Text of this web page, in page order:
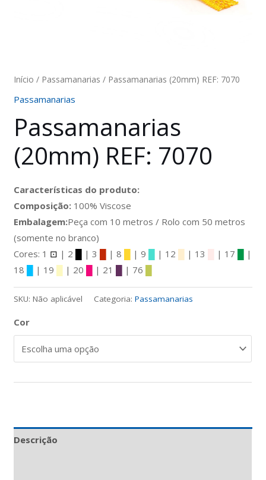
Início / Passamanarias / Passamanarias (20mm) REF: 7070
Passamanarias
Passamanarias
(20mm) REF: 7070
Características do produto:
Composição: 100% Viscose
Embalagem:Peça com 10 metros / Rolo com 50 metros
(somente no branco)
Cores: 1 ⊡ | 2 | 3 | 8 | 9 | 12 | 13 | 17
|
18
| 19 | 20 | 21 | 76
SKU:Não aplicável Categoria:Passamanarias
Cor
Descrição